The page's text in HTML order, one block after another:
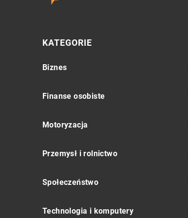
KATEGORIE
Biznes
Finanse osobiste
Motoryzacja
Przemysł i rolnictwo
Społeczeństwo
Technologia i komputery